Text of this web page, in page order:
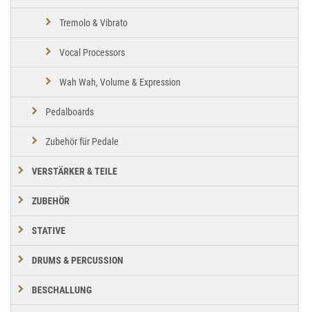
Tremolo & Vibrato
Vocal Processors
Wah Wah, Volume & Expression
Pedalboards
Zubehör für Pedale
VERSTÄRKER & TEILE
ZUBEHÖR
STATIVE
DRUMS & PERCUSSION
BESCHALLUNG